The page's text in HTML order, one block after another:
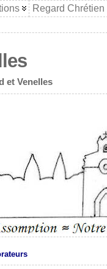
Regard Chrétien
et Venelles